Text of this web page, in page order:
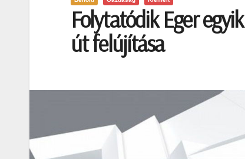
Folytatódik Eger
út felújítása